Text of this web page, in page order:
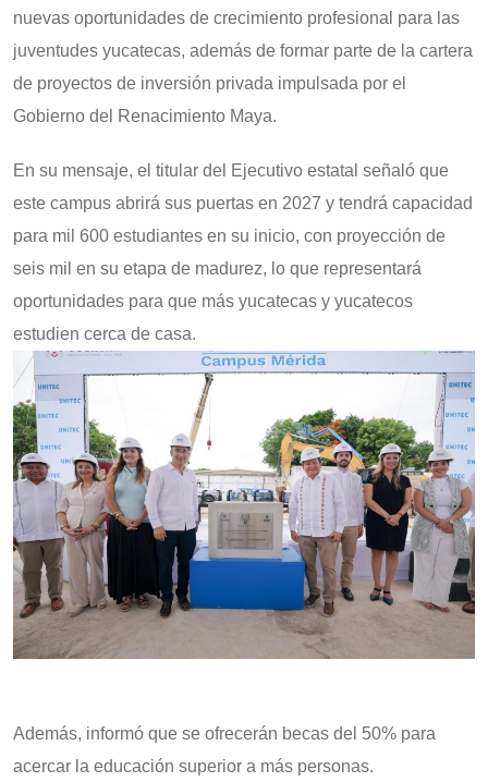
nuevas oportunidades de crecimiento profesional para las
juventudes yucatecas, además de formar parte de la cartera
de proyectos de inversión privada impulsada por el
Gobierno del Renacimiento Maya.
En su mensaje, el titular del Ejecutivo estatal señaló que
este campus abrirá sus puertas en 2027 y tendrá capacidad
para mil 600 estudiantes en su inicio, con proyección de
seis mil en su etapa de madurez, lo que representará
oportunidades para que más yucatecas y yucatecos
estudien cerca de casa.
Además, informó que se ofrecerán becas del 50% para
acercar la educación superior a más personas.